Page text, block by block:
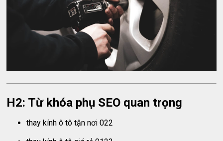
H2: Từ khóa phụ SEO quan trọng
thay kính ô tô tận nơi 022